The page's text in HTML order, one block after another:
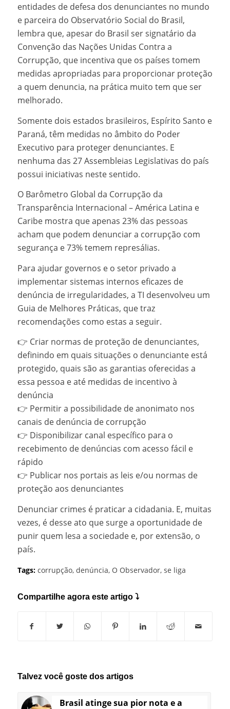
entidades de defesa dos denunciantes no mundo
e parceira do Observatório Social do Brasil,
lembra que, apesar do Brasil ser signatário da
Convenção das Nações Unidas Contra a
Corrupção, que incentiva que os países tomem
medidas apropriadas para proporcionar proteção
a quem denuncia, na prática muito tem que ser
melhorado.
Somente dois estados brasileiros, Espírito Santo e
Paraná, têm medidas no âmbito do Poder
Executivo para proteger denunciantes. E
nenhuma das 27 Assembleias Legislativas do país
possui iniciativas neste sentido.
O Barômetro Global da Corrupção da
Transparência Internacional – América Latina e
Caribe mostra que apenas 23% das pessoas
acham que podem denunciar a corrupção com
segurança e 73% temem represálias.
Para ajudar governos e o setor privado a
implementar sistemas internos eficazes de
denúncia de irregularidades, a TI desenvolveu um
Guia de Melhores Práticas, que traz
recomendações como estas a seguir.
👉 Criar normas de proteção de denunciantes,
definindo em quais situações o denunciante está
protegido, quais são as garantias oferecidas a
essa pessoa e até medidas de incentivo à
denúncia
👉 Permitir a possibilidade de anonimato nos
canais de denúncia de corrupção
👉 Disponibilizar canal específico para o
recebimento de denúncias com acesso fácil e
rápido
👉 Publicar nos portais as leis e/ou normas de
proteção aos denunciantes
Denunciar crimes é praticar a cidadania. E, muitas
vezes, é desse ato que surge a oportunidade de
punir quem lesa a sociedade e, por extensão, o
país.
Tags: corrupção, denúncia, O Observador, se liga
Compartilhe agora este artigo ⤵
Talvez você goste dos artigos
Brasil atinge sua pior nota e a